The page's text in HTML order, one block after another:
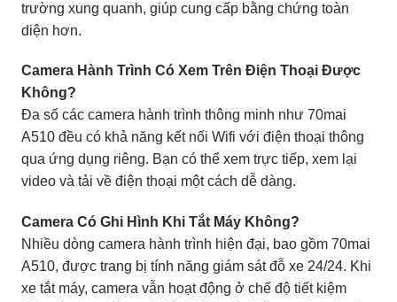
trường xung quanh, giúp cung cấp bằng chứng toàn
diện hơn.
Camera Hành Trình Có Xem Trên Điện Thoại Được
Không?
Đa số các camera hành trình thông minh như 70mai
A510 đều có khả năng kết nối Wifi với điện thoại thông
qua ứng dụng riêng. Bạn có thể xem trực tiếp, xem lại
video và tải về điện thoại một cách dễ dàng.
Camera Có Ghi Hình Khi Tắt Máy Không?
Nhiều dòng camera hành trình hiện đại, bao gồm 70mai
A510, được trang bị tính năng giám sát đỗ xe 24/24. Khi
xe tắt máy, camera vẫn hoạt động ở chế độ tiết kiệm